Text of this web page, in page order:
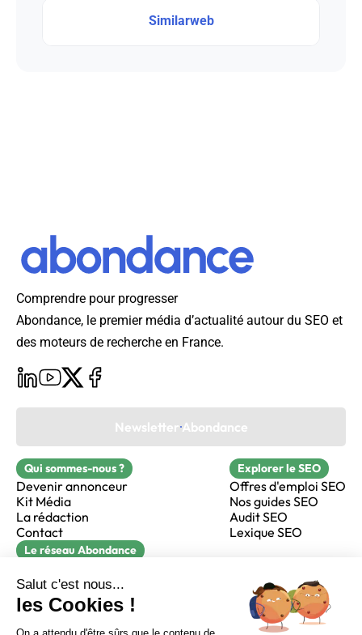
Similarweb
Comprendre pour progresser
Abondance, le premier média d’actualité autour du SEO et
des moteurs de recherche en France.
Newsletter Abondance
Qui sommes-nous ?
Devenir annonceur
Kit Média
La rédaction
Contact
Explorer le SEO
Offres d'emploi SEO
Nos guides SEO
Audit SEO
Lexique SEO
Le réseau Abondance
Réacteur
alfie formation